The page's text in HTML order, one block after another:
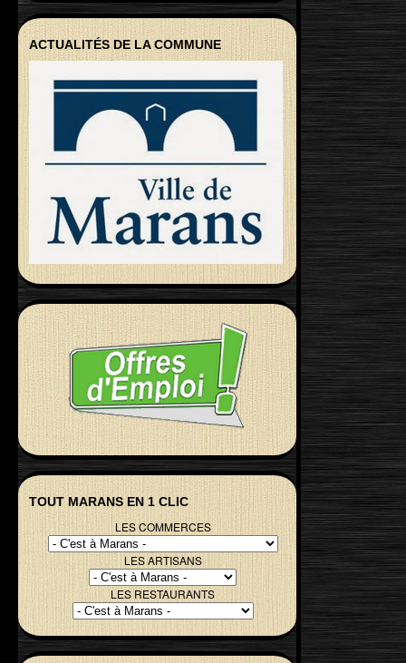
ACTUALITÉS DE LA COMMUNE
TOUT MARANS EN 1 CLIC
LES COMMERCES
LES ARTISANS
LES RESTAURANTS